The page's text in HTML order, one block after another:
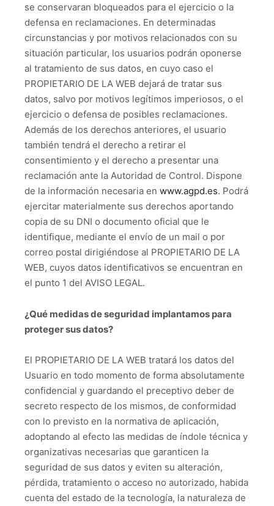
se conservaran bloqueados para el ejercicio o la
defensa en reclamaciones. En determinadas
circunstancias y por motivos relacionados con su
situación particular, los usuarios podrán oponerse
al tratamiento de sus datos, en cuyo caso el
PROPIETARIO DE LA WEB dejará de tratar sus
datos, salvo por motivos legítimos imperiosos, o el
ejercicio o defensa de posibles reclamaciones.
Además de los derechos anteriores, el usuario
también tendrá el derecho a retirar el
consentimiento y el derecho a presentar una
reclamación ante la Autoridad de Control. Dispone
de la información necesaria en www.agpd.es. Podrá
ejercitar materialmente sus derechos aportando
copia de su DNI o documento oficial que le
identifique, mediante el envío de un mail o por
correo postal dirigiéndose al PROPIETARIO DE LA
WEB, cuyos datos identificativos se encuentran en
el punto 1 del AVISO LEGAL.
¿Qué medidas de seguridad implantamos para
proteger sus datos?
El PROPIETARIO DE LA WEB tratará los datos del
Usuario en todo momento de forma absolutamente
confidencial y guardando el preceptivo deber de
secreto respecto de los mismos, de conformidad
con lo previsto en la normativa de aplicación,
adoptando al efecto las medidas de índole técnica y
organizativas necesarias que garanticen la
seguridad de sus datos y eviten su alteración,
pérdida, tratamiento o acceso no autorizado, habida
cuenta del estado de la tecnología, la naturaleza de